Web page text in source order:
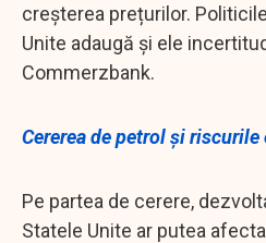
creșterea prețurilor.
Unite adaugă și ele
Commerzbank.
Cererea de petrol și
Pe partea de cerere,
Statele Unite ar putea